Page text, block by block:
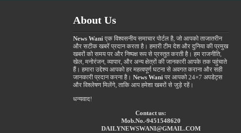
About Us
News Waniएक विश्वसनीय समाचार पोर्टल है, जो आपको ताजातरीन
और सटीक खबरें प्रदान करता है। हमारी टीम देश और दुनिया की प्रमुख
खबरों को समय पर और निष्पक्ष रूप से प्रस्तुत करती है। हम राजनीति,
खेल, मनोरंजन, व्यापार, और अन्य क्षेत्रों की जानकारी आपके तक पहुंचाते
हैं। हमारा उद्देश्य आपको हर महत्वपूर्ण घटना से अवगत कराना और सही
जानकारी प्रदान करना है। News Waniपर आपको 24×7 अपडेट्स
और विश्लेषण मिलेंगे, ताकि आप हमेशा खबरों से जुड़े रहें।
धन्यवाद!
Contact us:
Mob.No.-9451548620
DAILYNEWSWANI@GMAIL.COM